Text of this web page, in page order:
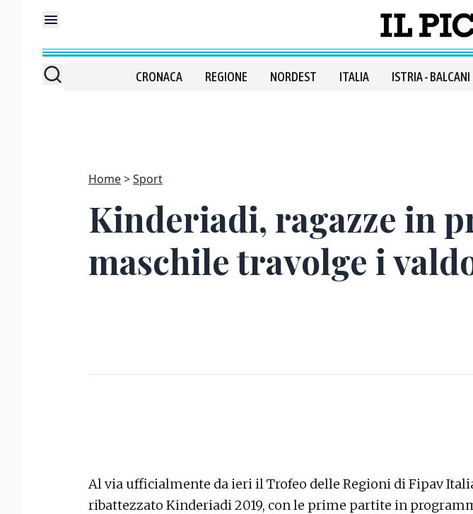
CRONACA REGIONE NORDEST ITALIA ISTRIA - BALCANI
Home Sport
Kinderiadi, ragazze in
maschile travolge i
Al via ufficialmente da ieri il Trofeo delle Regioni di Fipav
ribattezzato Kinderiadi 2019, con le prime partite in